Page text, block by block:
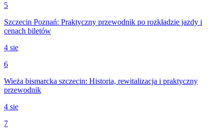
5
Szczecin Poznań: Praktyczny przewodnik po rozkładzie jazdy i
cenach biletów
4 sie
6
Wieża bismarcka szczecin: Historia, rewitalizacja i praktyczny
przewodnik
4 sie
7